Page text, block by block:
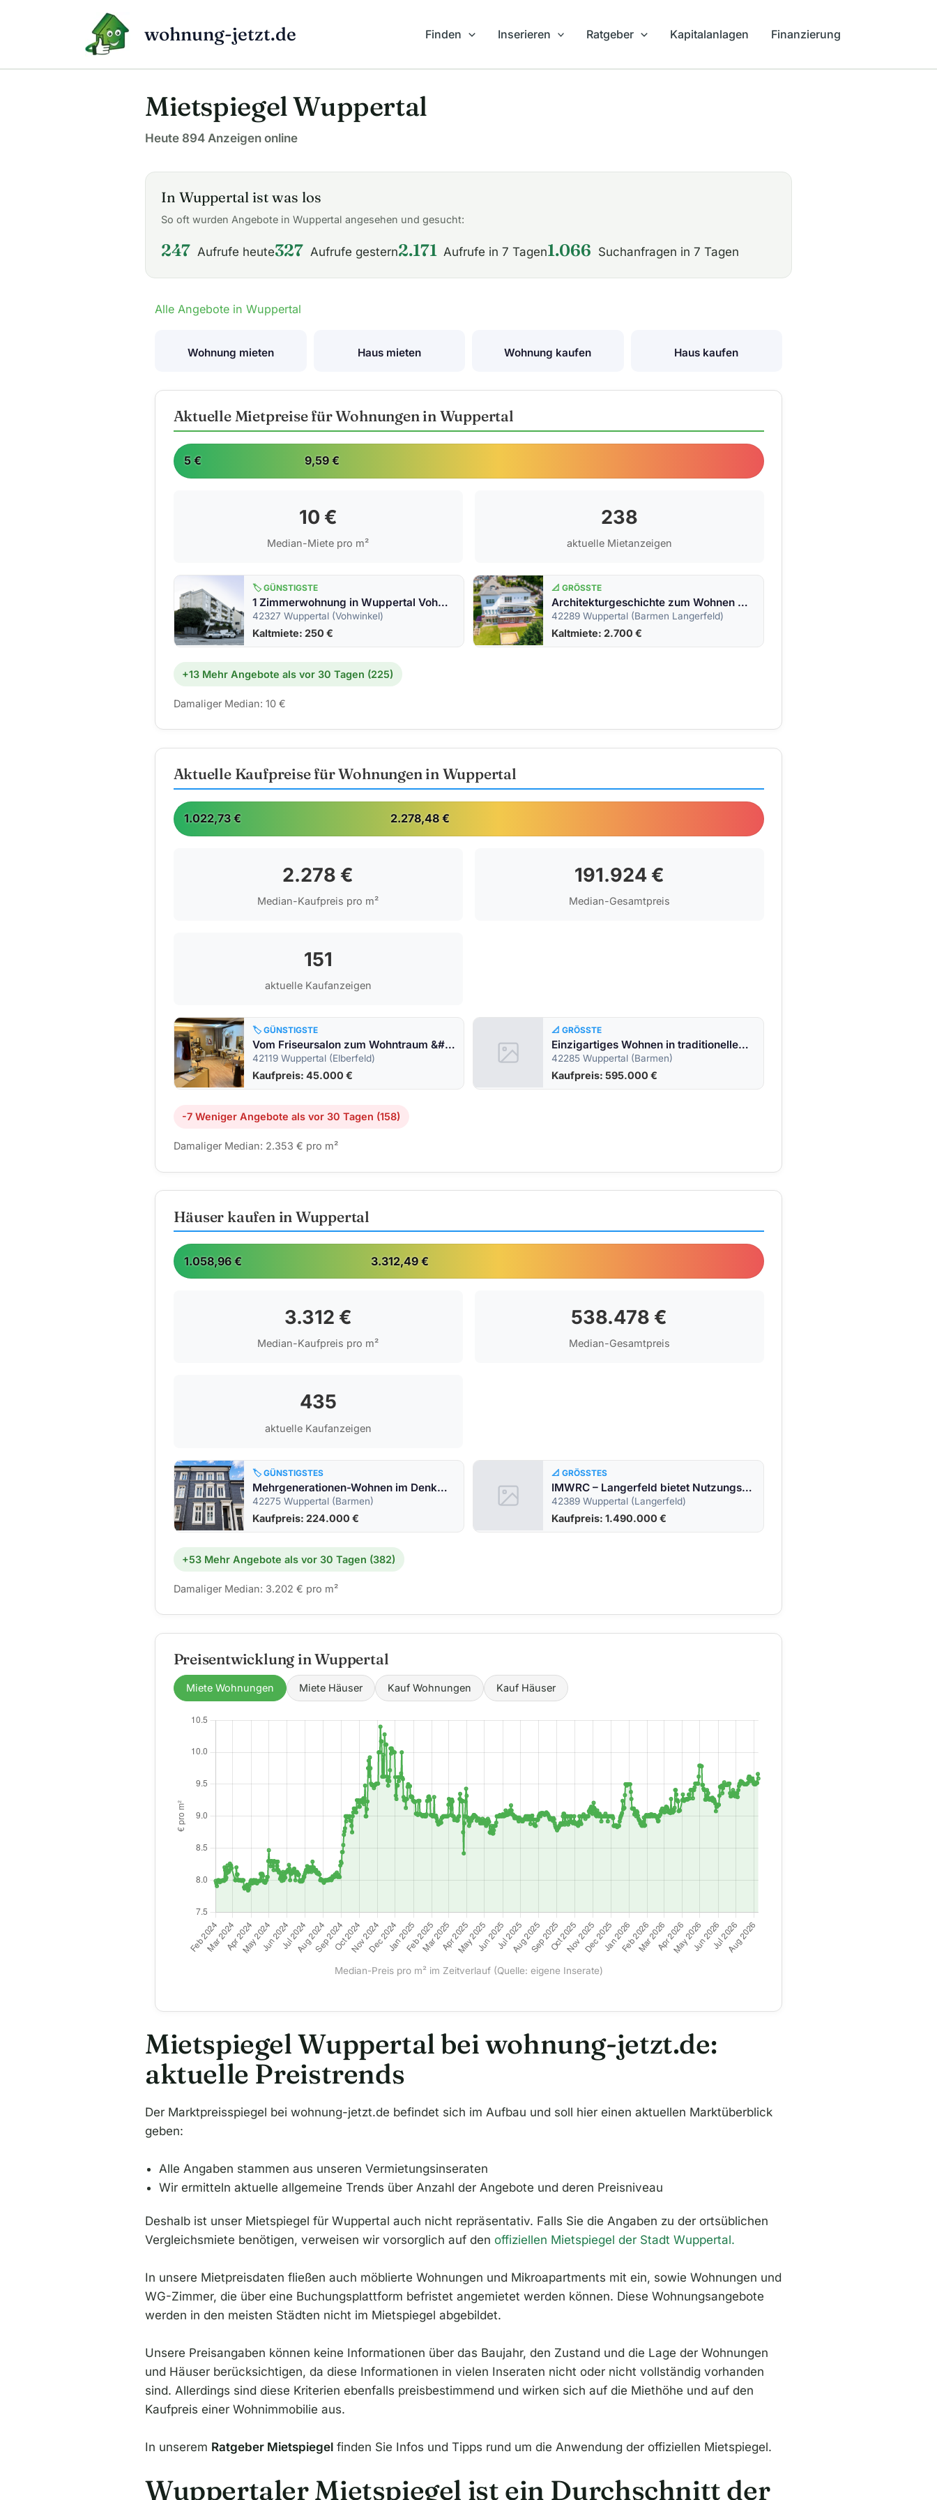
wohnung-jetzt.de Finden Inserieren Ratgeber Kapitalanlagen Finanzierung
Mietspiegel Wuppertal
Heute 894 Anzeigen online
In Wuppertal ist was los
So oft wurden Angebote in Wuppertal angesehen und gesucht:
247 Aufrufe heute327 Aufrufe gestern2.171 Aufrufe in 7 Tagen1.066 Suchanfragen in 7 Tagen
Alle Angebote in Wuppertal
Wohnung mieten Haus mieten Wohnung kaufen Haus kaufen
Aktuelle Mietpreise für Wohnungen in Wuppertal
5 € 9,59 €
10 €
Median-Miete pro m²
238
aktuelle Mietanzeigen
🏷️ GÜNSTIGSTE
1 Zimmerwohnung in Wuppertal Vohwinkel
42327 Wuppertal (Vohwinkel)
Kaltmiete: 250 €
📐 GRÖSSTE
Architekturgeschichte zum Wohnen &#8211; exklusive Gartenwohnung in der Villa Friedländer
42289 Wuppertal (Barmen Langerfeld)
Kaltmiete: 2.700 €
+13 Mehr Angebote als vor 30 Tagen (225)
Damaliger Median: 10 €
Aktuelle Kaufpreise für Wohnungen in Wuppertal
1.022,73 € 2.278,48 €
2.278 €
Median-Kaufpreis pro m²
191.924 €
Median-Gesamtpreis
151
aktuelle Kaufanzeigen
🏷️ GÜNSTIGSTE
Vom Friseursalon zum Wohntraum &#8211; mit viel Potenzial für Neues
42119 Wuppertal (Elberfeld)
Kaufpreis: 45.000 €
📐 GRÖSSTE
Einzigartiges Wohnen in traditionellem Loft mit modernstem Wohnkomfort in grüner Lage!
42285 Wuppertal (Barmen)
Kaufpreis: 595.000 €
-7 Weniger Angebote als vor 30 Tagen (158)
Damaliger Median: 2.353 € pro m²
Häuser kaufen in Wuppertal
1.058,96 € 3.312,49 €
3.312 €
Median-Kaufpreis pro m²
538.478 €
Median-Gesamtpreis
435
aktuelle Kaufanzeigen
🏷️ GÜNSTIGSTES
Mehrgenerationen-Wohnen im Denkmal: 3 sanierte Einheiten im Reihenmittelhaus in Oberbarmen!
42275 Wuppertal (Barmen)
Kaufpreis: 224.000 €
📐 GRÖSSTES
IMWRC – Langerfeld bietet Nutzungs-DUO: Wohnflächen und Gewerbeflächen in einem Angebot!
42389 Wuppertal (Langerfeld)
Kaufpreis: 1.490.000 €
+53 Mehr Angebote als vor 30 Tagen (382)
Damaliger Median: 3.202 € pro m²
Preisentwicklung in Wuppertal
Miete Wohnungen Miete Häuser Kauf Wohnungen Kauf Häuser
Median-Preis pro m² im Zeitverlauf (Quelle: eigene Inserate)
Mietspiegel Wuppertal bei wohnung-jetzt.de:
aktuelle Preistrends
Der Marktpreisspiegel bei wohnung-jetzt.de befindet sich im Aufbau und soll hier einen aktuellen Marktüberblick
geben:
Alle Angaben stammen aus unseren Vermietungsinseraten
Wir ermitteln aktuelle allgemeine Trends über Anzahl der Angebote und deren Preisniveau
Deshalb ist unser Mietspiegel für Wuppertal auch nicht repräsentativ. Falls Sie die Angaben zu der ortsüblichen
Vergleichsmiete benötigen, verweisen wir vorsorglich auf den offiziellen Mietspiegel der Stadt Wuppertal.
In unsere Mietpreisdaten fließen auch möblierte Wohnungen und Mikroapartments mit ein, sowie Wohnungen und
WG-Zimmer, die über eine Buchungsplattform befristet angemietet werden können. Diese Wohnungsangebote
werden in den meisten Städten nicht im Mietspiegel abgebildet.
Unsere Preisangaben können keine Informationen über das Baujahr, den Zustand und die Lage der Wohnungen
und Häuser berücksichtigen, da diese Informationen in vielen Inseraten nicht oder nicht vollständig vorhanden
sind. Allerdings sind diese Kriterien ebenfalls preisbestimmend und wirken sich auf die Miethöhe und auf den
Kaufpreis einer Wohnimmobilie aus.
In unserem Ratgeber Mietspiegel finden Sie Infos und Tipps rund um die Anwendung der offiziellen Mietspiegel.
Wuppertaler Mietspiegel ist ein Durchschnitt der